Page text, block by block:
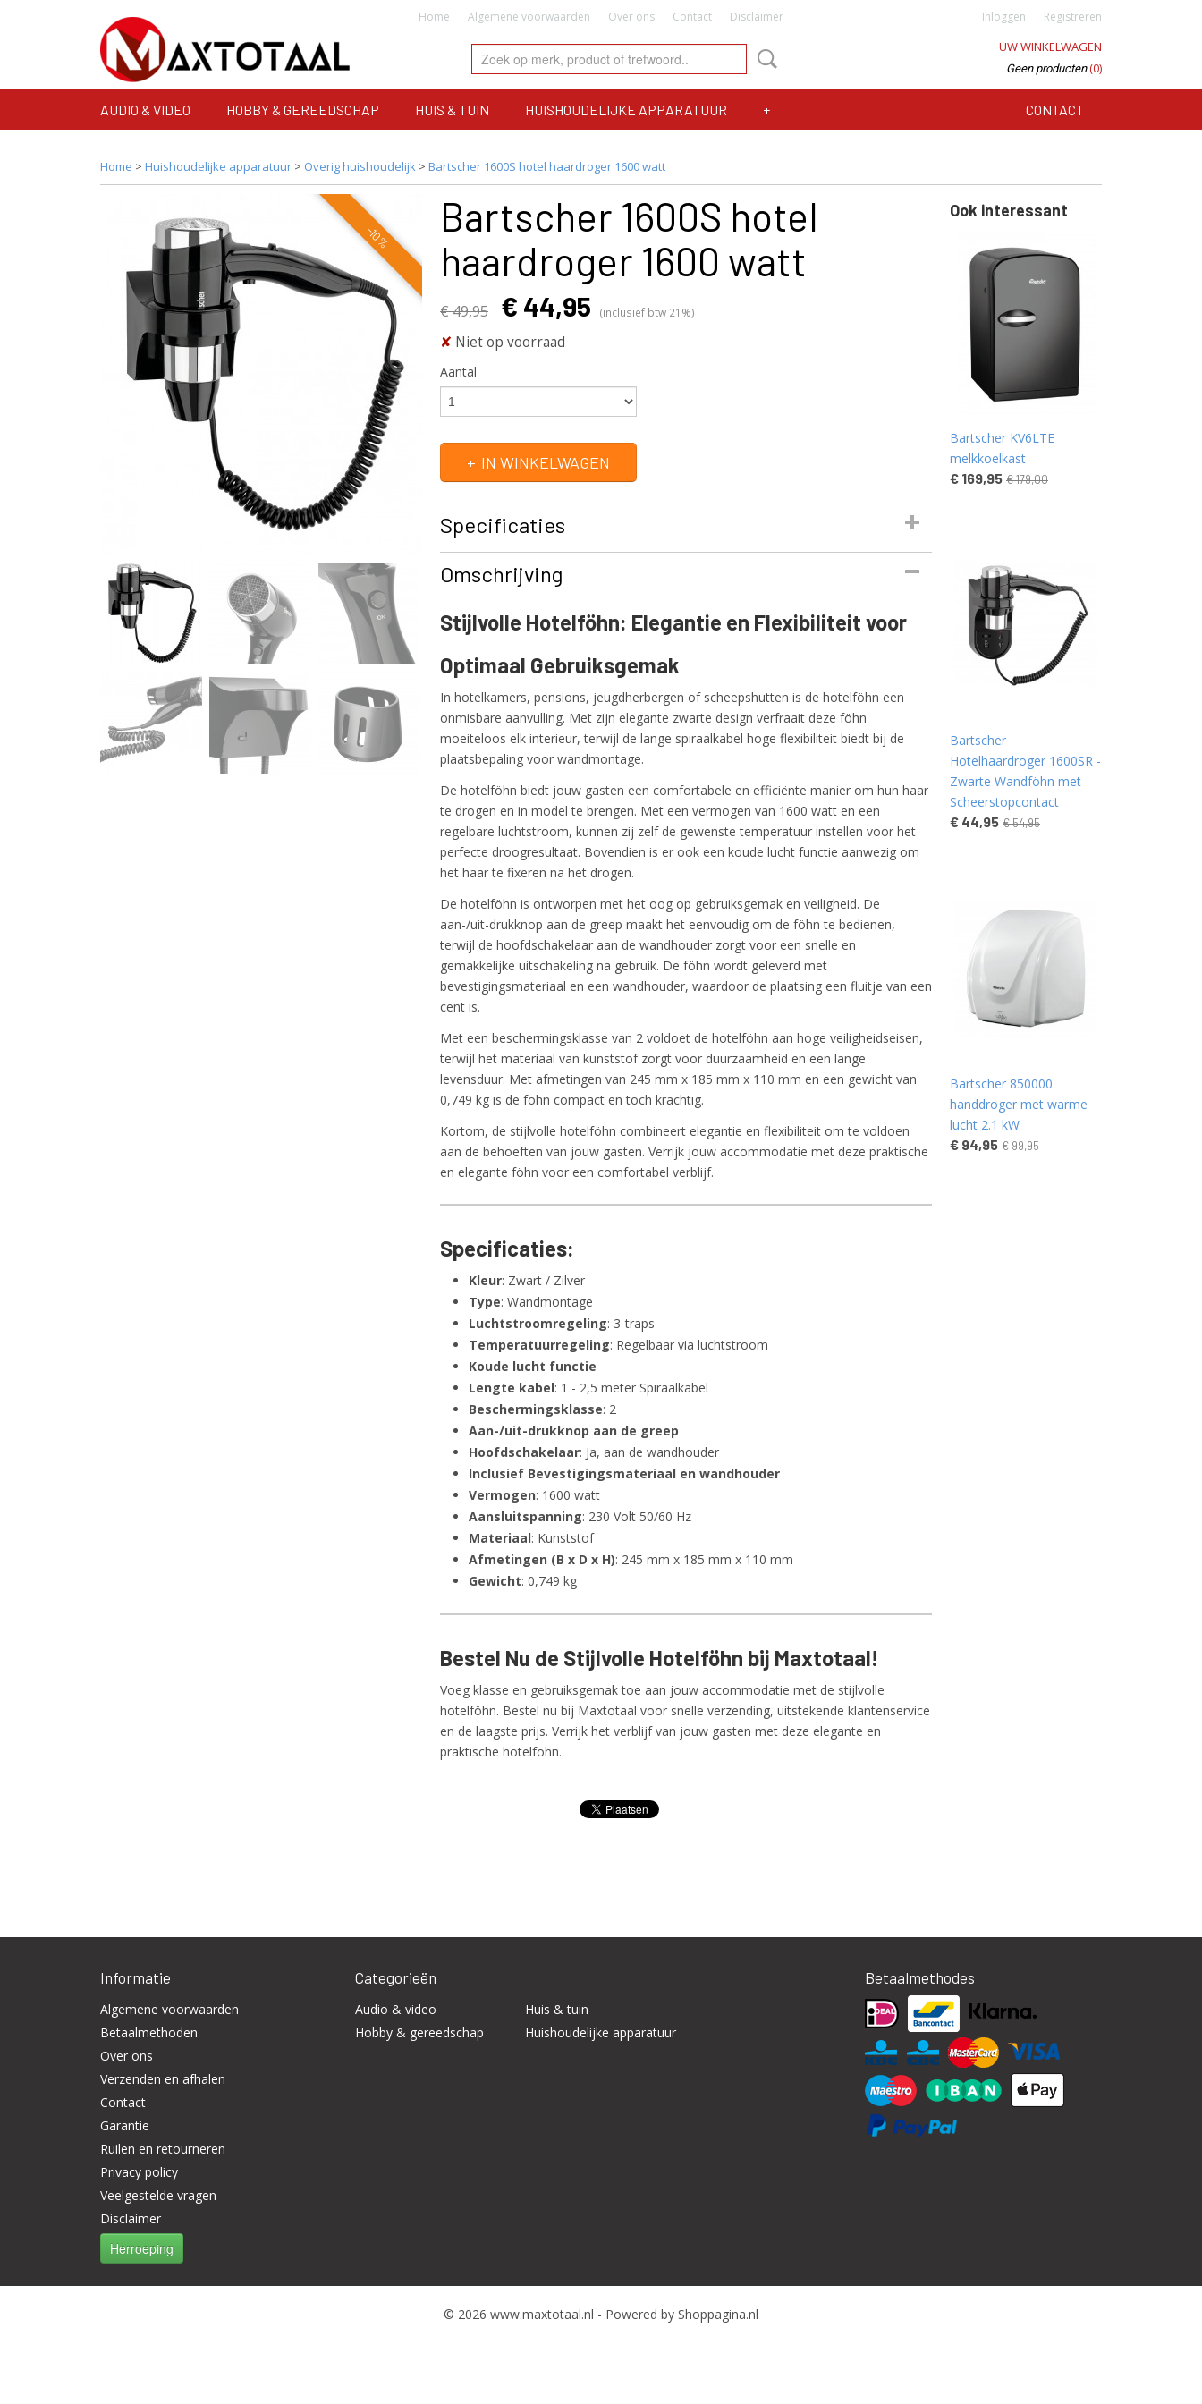
Home Algemene voorwaarden Over ons Contact Disclaimer Inloggen Registreren
UW WINKELWAGEN
Geen producten (0)
CONTACT
AUDIO & VIDEO HOBBY & GEREEDSCHAP HUIS & TUIN HUISHOUDELIJKE APPARATUUR +
Home > Huishoudelijke apparatuur > Overig huishoudelijk > Bartscher 1600S hotel haardroger 1600 watt
-10%
Bartscher 1600S hotel
haardroger 1600 watt
€ 49,95 € 44,95 (inclusief btw 21%)
✘ Niet op voorraad
Aantal
IN WINKELWAGEN
Specificaties
EAN code
Omschrijving
Stijlvolle Hotelföhn: Elegantie en Flexibiliteit voor
Optimaal Gebruiksgemak
In hotelkamers, pensions, jeugdherbergen of scheepshutten is de hotelföhn een
onmisbare aanvulling. Met zijn elegante zwarte design verfraait deze föhn
moeiteloos elk interieur, terwijl de lange spiraalkabel hoge flexibiliteit biedt bij de
plaatsbepaling voor wandmontage.
De hotelföhn biedt jouw gasten een comfortabele en efficiënte manier om hun haar
te drogen en in model te brengen. Met een vermogen van 1600 watt en een
regelbare luchtstroom, kunnen zij zelf de gewenste temperatuur instellen voor het
perfecte droogresultaat. Bovendien is er ook een koude lucht functie aanwezig om
het haar te fixeren na het drogen.
De hotelföhn is ontworpen met het oog op gebruiksgemak en veiligheid. De
aan-/uit-drukknop aan de greep maakt het eenvoudig om de föhn te bedienen,
terwijl de hoofdschakelaar aan de wandhouder zorgt voor een snelle en
gemakkelijke uitschakeling na gebruik. De föhn wordt geleverd met
bevestigingsmateriaal en een wandhouder, waardoor de plaatsing een fluitje van een
cent is.
Met een beschermingsklasse van 2 voldoet de hotelföhn aan hoge veiligheidseisen,
terwijl het materiaal van kunststof zorgt voor duurzaamheid en een lange
levensduur. Met afmetingen van 245 mm x 185 mm x 110 mm en een gewicht van
0,749 kg is de föhn compact en toch krachtig.
Kortom, de stijlvolle hotelföhn combineert elegantie en flexibiliteit om te voldoen
aan de behoeften van jouw gasten. Verrijk jouw accommodatie met deze praktische
en elegante föhn voor een comfortabel verblijf.
Specificaties:
Kleur: Zwart / Zilver
Type: Wandmontage
Luchtstroomregeling: 3-traps
Temperatuurregeling: Regelbaar via luchtstroom
Koude lucht functie
Lengte kabel: 1 - 2,5 meter Spiraalkabel
Beschermingsklasse: 2
Aan-/uit-drukknop aan de greep
Hoofdschakelaar: Ja, aan de wandhouder
Inclusief Bevestigingsmateriaal en wandhouder
Vermogen: 1600 watt
Aansluitspanning: 230 Volt 50/60 Hz
Materiaal: Kunststof
Afmetingen (B x D x H): 245 mm x 185 mm x 110 mm
Gewicht: 0,749 kg
Bestel Nu de Stijlvolle Hotelföhn bij Maxtotaal!
Voeg klasse en gebruiksgemak toe aan jouw accommodatie met de stijlvolle
hotelföhn. Bestel nu bij Maxtotaal voor snelle verzending, uitstekende klantenservice
en de laagste prijs. Verrijk het verblijf van jouw gasten met deze elegante en
praktische hotelföhn.
Ook interessant
Bartscher KV6LTE
melkkoelkast
€ 169,95 € 179,00
Bartscher
Hotelhaardroger 1600SR -
Zwarte Wandföhn met
Scheerstopcontact
€ 44,95 € 54,95
Bartscher 850000
handdroger met warme
lucht 2.1 kW
€ 94,95 € 99,95
Informatie
Algemene voorwaarden
Betaalmethoden
Over ons
Verzenden en afhalen
Contact
Garantie
Ruilen en retourneren
Privacy policy
Veelgestelde vragen
Disclaimer
Herroeping
Categorieën
Audio & video
Hobby & gereedschap
Huis & tuin
Huishoudelijke apparatuur
Betaalmethodes
© 2026 www.maxtotaal.nl - Powered by Shoppagina.nl